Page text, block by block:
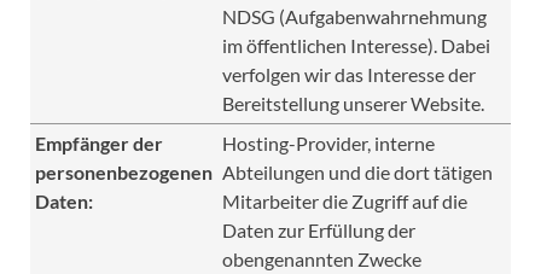
NDSG (Aufgabenwahrnehmung
im öffentlichen Interesse). Dabei
verfolgen wir das Interesse der
Bereitstellung unserer Website.
Empfänger der
personenbezogenen
Daten:
Hosting-Provider, interne
Abteilungen und die dort tätigen
Mitarbeiter die Zugriff auf die
Daten zur Erfüllung der
obengenannten Zwecke